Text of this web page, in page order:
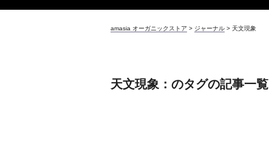
amasia オーガニックストア > ジャーナル > 天文現象
天文現象：のタグの記事一覧